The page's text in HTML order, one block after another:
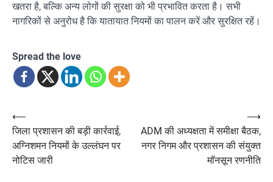
खतरा है, बल्कि अन्य लोगों की सुरक्षा को भी प्रभावित करता है। सभी
नागरिकों से अनुरोध है कि यातायात नियमों का पालन करें और सुरक्षित रहें।
Spread the love
Post
navigation
⟵
जिला प्रशासन की बड़ी कार्रवाई,
अग्निशमन नियमों के उल्लंघन पर
नोटिस जारी
ADM की अध्यक्षता में समीक्षा बैठक,
नगर निगम और प्रशासन की संयुक्त
मॉनसून रणनीति
⟶